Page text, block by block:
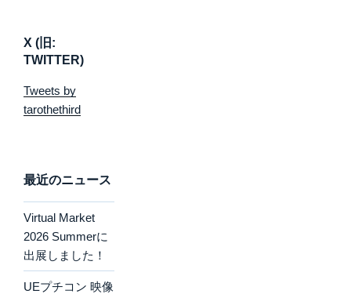
X (旧:
TWITTER)
Tweets by
tarothethird
最近のニュース
Virtual Market
2026 Summerに
出展しました！
UEプチコン 映像